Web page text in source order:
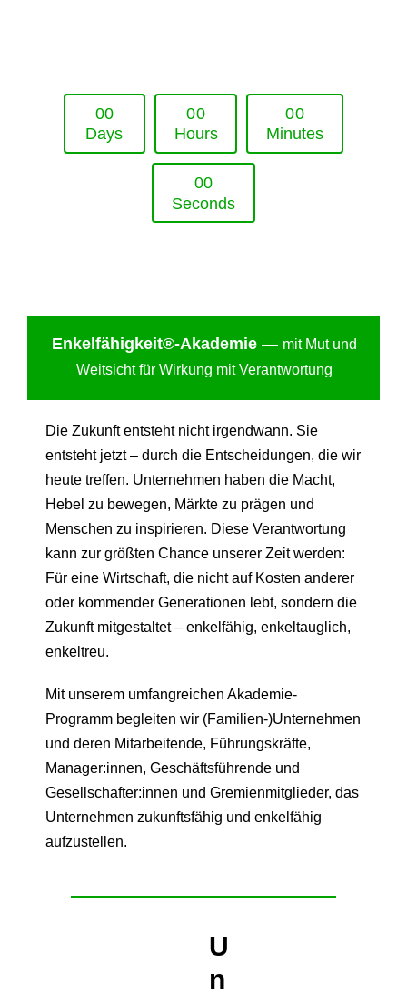
00
Days
00
Hours
00
Minutes
00
Seconds
Enkelfähigkeit®-Akademie — mit Mut und
Weitsicht für Wirkung mit Verantwortung
Die Zukunft entsteht nicht irgendwann. Sie
entsteht jetzt – durch die Entscheidungen, die wir
heute treffen. Unternehmen haben die Macht,
Hebel zu bewegen, Märkte zu prägen und
Menschen zu inspirieren. Diese Verantwortung
kann zur größten Chance unserer Zeit werden:
Für eine Wirtschaft, die nicht auf Kosten anderer
oder kommender Generationen lebt, sondern die
Zukunft mitgestaltet – enkelfähig, enkeltauglich,
enkeltreu.
Mit unserem umfangreichen Akademie-
Programm begleiten wir (Familien-)Unternehmen
und deren Mitarbeitende, Führungskräfte,
Manager:innen, Geschäftsführende und
Gesellschafter:innen und Gremienmitglieder, das
Unternehmen zukunftsfähig und enkelfähig
aufzustellen.
U
n